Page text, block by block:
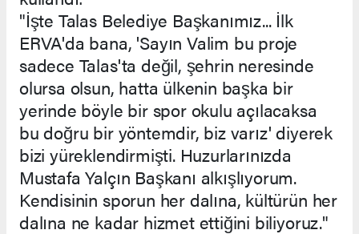
"İşte Talas Belediye Başkanımız... İlk
ERVA'da bana, 'Sayın Valim bu proje
sadece Talas'ta değil, şehrin neresinde
olursa olsun, hatta ülkenin başka bir
yerinde böyle bir spor okulu açılacaksa
bu doğru bir yöntemdir, biz varız' diyerek
bizi yüreklendirmişti. Huzurlarınızda
Mustafa Yalçın Başkanı alkışlıyorum.
Kendisinin sporun her dalına, kültürün her
dalına ne kadar hizmet ettiğini biliyoruz."